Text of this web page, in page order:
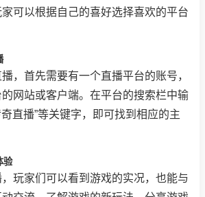
可以根据自己的喜好选择喜欢的平台
，首先需要有一个直播平台的账号，
网站或客户端。在平台的搜索栏中输
奇直播”等关键字，即可找到相应的主
验
玩家们可以看到游戏的实况，也能与